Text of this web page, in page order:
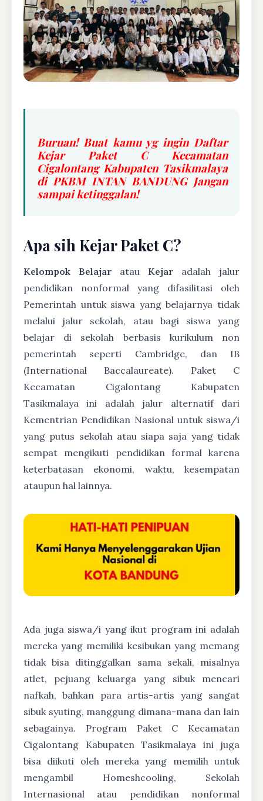
Buruan! Buat kamu yg ingin Daftar
Kejar Paket C Kecamatan
Cigalontang Kabupaten Tasikmalaya
di PKBM INTAN BANDUNG Jangan
sampai ketinggalan!
Apa sih Kejar Paket C?
Kelompok Belajar atau Kejar adalah jalur
pendidikan nonformal yang difasilitasi oleh
Pemerintah untuk siswa yang belajarnya tidak
melalui jalur sekolah, atau bagi siswa yang
belajar di sekolah berbasis kurikulum non
pemerintah seperti Cambridge, dan IB
(International Baccalaureate). Paket C
Kecamatan Cigalontang Kabupaten
Tasikmalaya ini adalah jalur alternatif dari
Kementrian Pendidikan Nasional untuk siswa/i
yang putus sekolah atau siapa saja yang tidak
sempat mengikuti pendidikan formal karena
keterbatasan ekonomi, waktu, kesempatan
ataupun hal lainnya.
Ada juga siswa/i yang ikut program ini adalah
mereka yang memiliki kesibukan yang memang
tidak bisa ditinggalkan sama sekali, misalnya
atlet, pejuang keluarga yang sibuk mencari
nafkah, bahkan para artis-artis yang sangat
sibuk syuting, manggung dimana-mana dan lain
sebagainya. Program Paket C Kecamatan
Cigalontang Kabupaten Tasikmalaya ini juga
bisa diikuti oleh mereka yang memilih untuk
mengambil Homeshcooling, Sekolah
Internasional atau pendidikan nonformal